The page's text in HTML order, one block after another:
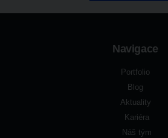
Navigace
Portfolio
Blog
Aktuality
Kariéra
Náš tým